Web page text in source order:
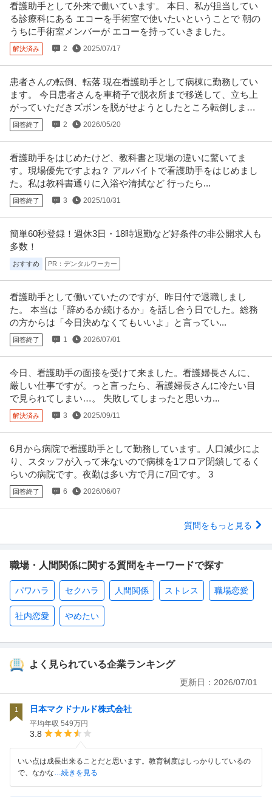
看護助手として外来で働いています。 本日、私が担当してい
る診療科にある エコーを手術室で使いたいということで 朝の
うちに手術室メンバーが エコーを持っていきました。
解決済み 2 2025/07/17
患者さんの転倒、転落 現在看護助手として病棟に勤務してい
ます。 今日患者さんを車椅子で脱衣所まで移送して、立ち上
がっていただきズボンを脱がせようとしたところ転倒しまし
た。
回答終了 2 2026/05/20
看護助手をはじめたけど、教科書と現場の違いに驚いてま
す。現場優先ですよね？ アルバイトで看護助手をはじめまし
た。私は教科書通りに入浴や清拭など 行ったら...
回答終了 3 2025/10/31
簡単60秒登録！週休3日・18時退勤など好条件の非公開求人も
多数！
おすすめ PR：デンタルワーカー
看護助手として働いていたのですが、昨日付で退職しまし
た。 本当は「辞めるか続けるか」を話し合う日でした。総務
の方からは「今日決めなくてもいいよ」と言ってい...
回答終了 1 2026/07/01
今日、看護助手の面接を受けて来ました。看護婦長さんに、
厳しい仕事ですが。っと言ったら、看護婦長さんに冷たい目
で見られてしまい…。 失敗してしまったと思いカ...
解決済み 3 2025/09/11
6月から病院で看護助手として勤務しています。人口減少によ
り、スタッフが入って来ないので病棟を1フロア閉鎖してるく
らいの病院です。夜勤は多い方で月に7回です。 3
回答終了 6 2026/06/07
質問をもっと見る
職場・人間関係に関する質問をキーワードで探す
パワハラ セクハラ 人間関係 ストレス 職場恋愛
社内恋愛 やめたい
よく見られている企業ランキング
更新日： 2026/07/01
1 日本マクドナルド株式会社
平均年収 549万円
3.8
いい点は成長出来ることだと思います。教育制度はしっかりしているの
で、なかな…続きを見る